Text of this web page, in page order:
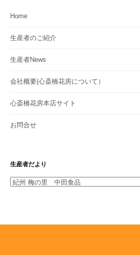
Home
生産者のご紹介
生産者News
会社概要(心斎橋花房について）
心斎橋花房本店サイト
お問合せ
生産者だより
生
よ